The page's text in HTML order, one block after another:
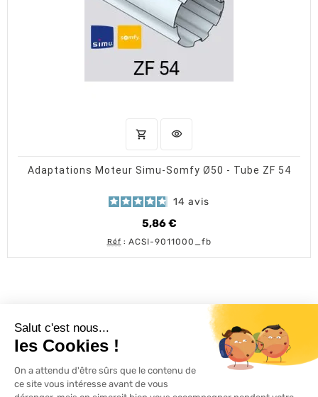
shopping_cart AJOUTER AU PANIER
visibility
Adaptations Moteur Simu-Somfy Ø50 - Tube ZF 54
14 avis
5,86 €
Prix
Réf : ACSI-9011000_fb

SERVICES